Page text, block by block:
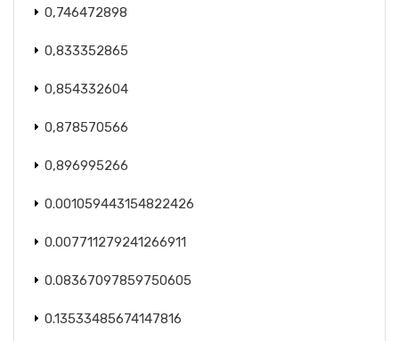
0,746472898
0,833352865
0,854332604
0,878570566
0,896995266
0.001059443154822426
0.007711279241266911
0.08367097859750605
0.13533485674147816